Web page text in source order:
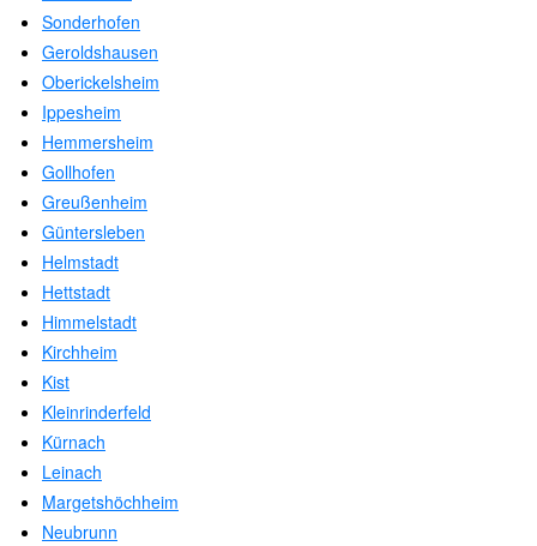
Sonderhofen
Geroldshausen
Oberickelsheim
Ippesheim
Hemmersheim
Gollhofen
Greußenheim
Güntersleben
Helmstadt
Hettstadt
Himmelstadt
Kirchheim
Kist
Kleinrinderfeld
Kürnach
Leinach
Margetshöchheim
Neubrunn